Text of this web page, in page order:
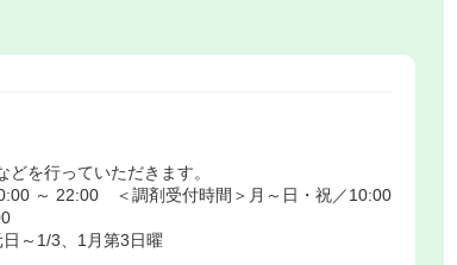
を行っていただきます。
～ 22:00 ＜調剤受付時間＞月～日・祝／10:00
～1/3、1月第3日曜